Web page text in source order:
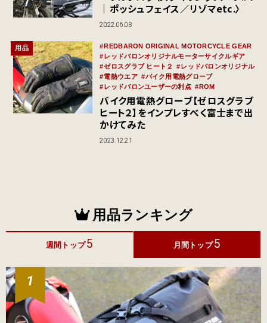
｜ポッシュフェイス／リゾマetc.〉
2022.06.08
用品
REDBARON ORIGINAL MOTORCYCLE GEAR
レッドバロンオリジナルモーターサイクルギア
ゼロスグラブ ヒート２
レッドバロンオリジナル
電熱ウエア
バイク用電熱グローブ
レッドバロンユーザーの利点
ROM
バイク用電熱グローブ【ゼロスグラブ
ヒート２】をインプレすべく富士まで出
かけてみた
2023.12.21
用品ランキング
週間トップ5 月間トップ 5